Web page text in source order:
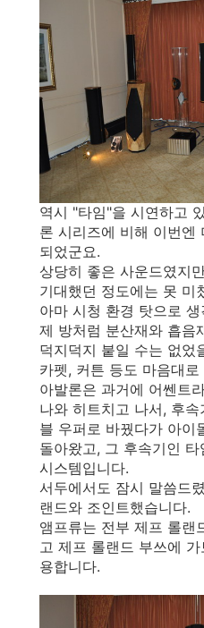
역시 "타임"을 시연하고
론 시리즈에 비해 이번엔
되었군요.
상당히 좋은 사운드였지
기대했던 정도에는 못 미
아마 시청 환경 탓으로
제 방처럼 분산재와 흡음
덕지덕지 붙일 수는 없었
카펫, 커튼 등도 마음대
아발론은 과거에 어쎈트
나와 히트치고 나서, 후
블 우퍼로 바꿨다가 아이
돌아왔고, 그 후속기인
시스템입니다.
서두에서도 잠시 말씀드
랜드와 조인트했습니다.
앰프류는 전부 제프 롤랜
고 제프 롤랜드 부쓰에
용합니다.